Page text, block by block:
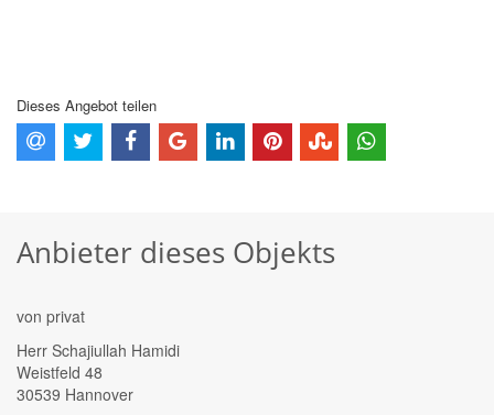
Dieses Angebot teilen
Anbieter dieses Objekts
von privat
Herr Schajiullah Hamidi
Weistfeld 48
30539 Hannover